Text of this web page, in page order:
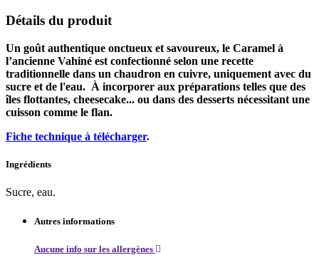
Détails du produit
Un goût authentique onctueux et savoureux, le Caramel à
l’ancienne Vahiné est confectionné selon une recette
traditionnelle dans un chaudron en cuivre, uniquement avec du
sucre et de l'eau. À incorporer aux préparations telles que des
îles flottantes, cheesecake... ou dans des desserts nécessitant une
cuisson comme le flan.
Fiche technique à télécharger.
Ingrédients
Sucre, eau.
Autres informations
Aucune info sur les allergènes